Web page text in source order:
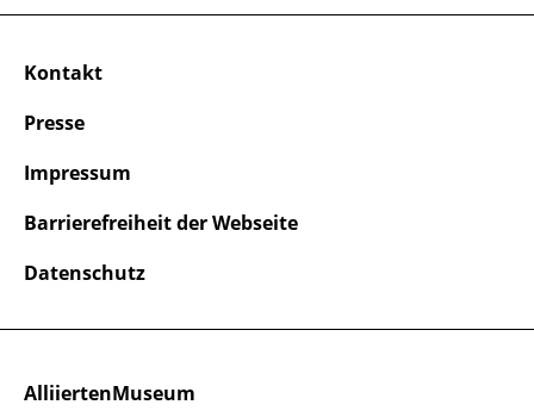
AlliiertenMuseum
Kontakt
Presse
Impressum
Barrierefreiheit der Webseite
Datenschutz